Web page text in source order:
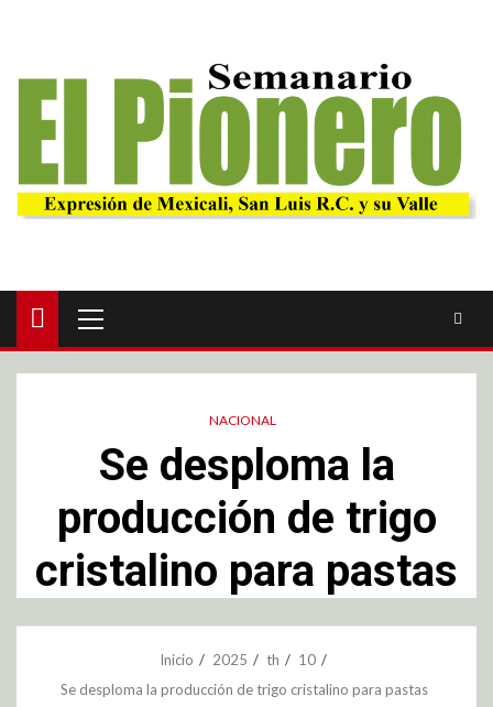
NACIONAL
Se desploma la
producción de trigo
cristalino para pastas
Inicio 2025 th
10
Se desploma la producción de trigo cristalino para pastas